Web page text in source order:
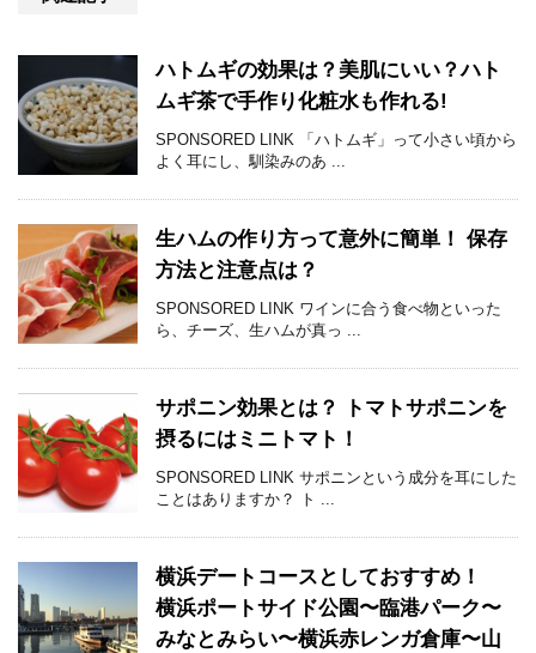
ハトムギの効果は？美肌にいい？ハト
ムギ茶で手作り化粧水も作れる!
SPONSORED LINK 「ハトムギ」って小さい頃から
よく耳にし、馴染みのあ ...
生ハムの作り方って意外に簡単！ 保存
方法と注意点は？
SPONSORED LINK ワインに合う食べ物といった
ら、チーズ、生ハムが真っ ...
サポニン効果とは？ トマトサポニンを
摂るにはミニトマト！
SPONSORED LINK サポニンという成分を耳にした
ことはありますか？ ト ...
横浜デートコースとしておすすめ！
横浜ポートサイド公園〜臨港パーク〜
みなとみらい〜横浜赤レンガ倉庫〜山